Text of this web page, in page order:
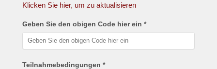
Klicken Sie hier, um zu aktualisieren
Geben Sie den obigen Code hier ein *
Teilnahmebedingungen *